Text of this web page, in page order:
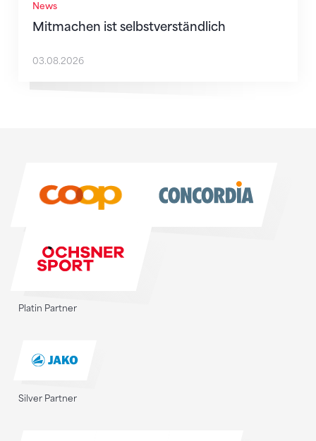
News
Mitmachen ist selbstverständlich
03.08.2026
Platin Partner
Silver Partner